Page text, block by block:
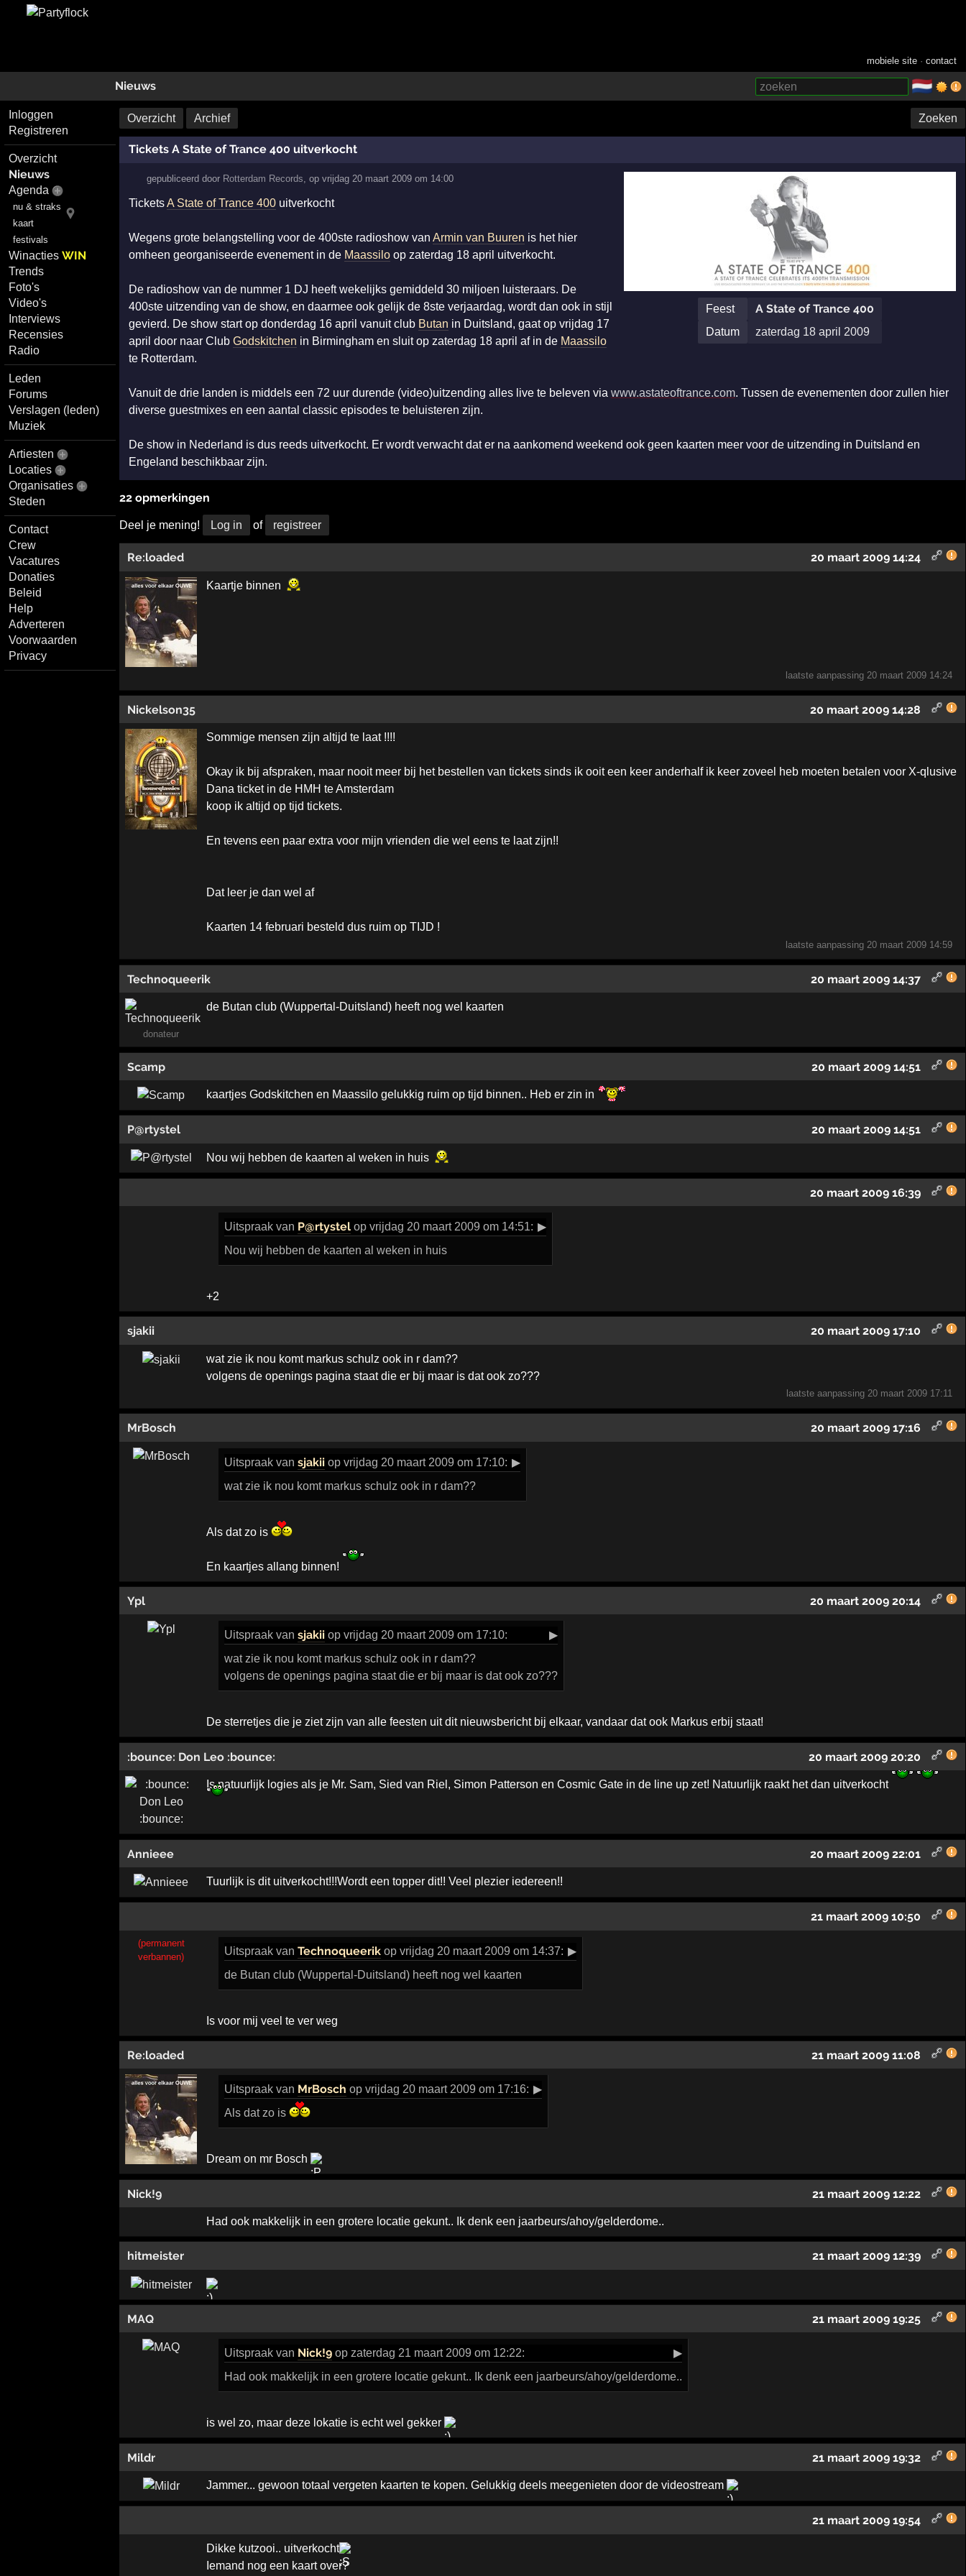
mobiele site ·contact
Nieuws 🇳🇱
Inloggen
Registreren
Overzicht
Nieuws
Agenda
nu & straks
kaart
festivals
WinactiesWIN
Trends
Foto's
Video's
Interviews
Recensies
Radio
Leden
Forums
Verslagen (leden)
Muziek
Artiesten
Locaties
Organisaties
Steden
Contact
Crew
Vacatures
Donaties
Beleid
Help
Adverteren
Voorwaarden
Privacy
Overzicht Archief Zoeken
Tickets A State of Trance 400 uitverkocht
gepubliceerd door Rotterdam Records, opvrijdag 20 maart 2009 om 14:00
Feest A State of Trance 400
Datum zaterdag 18 april 2009
TicketsA State of Trance 400uitverkocht
Wegens grote belangstelling voor de 400ste radioshow van Armin van Buuren is het hier
omheen georganiseerde evenement in de Maassiloop zaterdag 18 april uitverkocht.
De radioshow van de nummer 1 DJ heeft wekelijks gemiddeld 30 miljoen luisteraars. De
400ste uitzending van de show, en daarmee ook gelijk de 8ste verjaardag, wordt dan ook in stijl
gevierd. De show start op donderdag 16 april vanuit club Butan in Duitsland, gaat op vrijdag 17
april door naar Club Godskitchen in Birmingham en sluit op zaterdag 18 april af in de Maassilo
te Rotterdam.
Vanuit de drie landen is middels een 72 uur durende (video)uitzending alles live te beleven via www.astateoftrance.com. Tussen de evenementen door zullen hier
diverse guestmixes en een aantal classic episodes te beluisteren zijn.
De show in Nederland is dus reeds uitverkocht. Er wordt verwacht dat er na aankomend weekend ook geen kaarten meer voor de uitzending in Duitsland en
Engeland beschikbaar zijn.
22 opmerkingen
Deel je mening! Log in of registreer
Re:loaded 20 maart 2009 14:24
Kaartje binnen
laatste aanpassing 20 maart 2009 14:24
Nickelson35 20 maart 2009 14:28
Sommige mensen zijn altijd te laat !!!!
Okay ik bij afspraken, maar nooit meer bij het bestellen van tickets sinds ik ooit een keer anderhalf ik keer zoveel heb moeten betalen voor X-qlusive
Dana ticket in de HMH te Amsterdam
koop ik altijd op tijd tickets.
En tevens een paar extra voor mijn vrienden die wel eens te laat zijn!!
Dat leer je dan wel af
Kaarten 14 februari besteld dus ruim op TIJD !
laatste aanpassing 20 maart 2009 14:59
Technoqueerik 20 maart 2009 14:37
donateur
de Butan club (Wuppertal-Duitsland) heeft nog wel kaarten
Scamp 20 maart 2009 14:51
kaartjes Godskitchen en Maassilo gelukkig ruim op tijd binnen.. Heb er zin in
P@rtystel 20 maart 2009 14:51
Nou wij hebben de kaarten al weken in huis
20 maart 2009 16:39
Uitspraakvan P@rtystelop vrijdag 20 maart 2009 om 14:51: ▶
Nou wij hebben de kaarten al weken in huis
+2
sjakii 20 maart 2009 17:10
wat zie ik nou komt markus schulz ook in r dam??
volgens de openings pagina staat die er bij maar is dat ook zo???
laatste aanpassing 20 maart 2009 17:11
MrBosch 20 maart 2009 17:16
Uitspraakvan sjakii op vrijdag 20 maart 2009 om 17:10: ▶
wat zie ik nou komt markus schulz ook in r dam??
Als dat zo is
En kaartjes allang binnen!
Ypl 20 maart 2009 20:14
Uitspraakvan sjakii op vrijdag 20 maart 2009 om 17:10:
▶
wat zie ik nou komt markus schulz ook in r dam??
volgens de openings pagina staat die er bij maar is dat ook zo???
De sterretjes die je ziet zijn van alle feesten uit dit nieuwsbericht bij elkaar, vandaar dat ook Markus erbij staat!
:bounce: Don Leo :bounce: 20 maart 2009 20:20
Is natuurlijk logies als je Mr. Sam, Sied van Riel, Simon Patterson en Cosmic Gate in de line up zet! Natuurlijk raakt het dan uitverkocht
Annieee 20 maart 2009 22:01
Tuurlijk is dit uitverkocht!!!Wordt een topper dit!! Veel plezier iedereen!!
21 maart 2009 10:50
(permanent
verbannen)
Uitspraakvan Technoqueerikop vrijdag 20 maart 2009 om 14:37: ▶
de Butan club (Wuppertal-Duitsland) heeft nog wel kaarten
Is voor mij veel te ver weg
Re:loaded 21 maart 2009 11:08
Uitspraakvan MrBosch op vrijdag 20 maart 2009 om 17:16: ▶
Als dat zo is
Dream on mr Bosch
Nick!9 21 maart 2009 12:22
Had ook makkelijk in een grotere locatie gekunt.. Ik denk een jaarbeurs/ahoy/gelderdome..
hitmeister 21 maart 2009 12:39
MAQ 21 maart 2009 19:25
Uitspraakvan Nick!9op zaterdag 21 maart 2009 om 12:22:
▶
Had ook makkelijk in een grotere locatie gekunt.. Ik denk een jaarbeurs/ahoy/gelderdome..
is wel zo, maar deze lokatie is echt wel gekker
Mildr 21 maart 2009 19:32
Jammer... gewoon totaal vergeten kaarten te kopen. Gelukkig deels meegenieten door de videostream
21 maart 2009 19:54
Dikke kutzooi.. uitverkocht
Iemand nog een kaart over?